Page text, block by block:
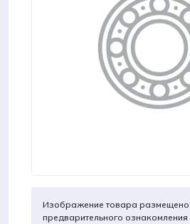
Изображение товара размещено
предварительного ознакомления